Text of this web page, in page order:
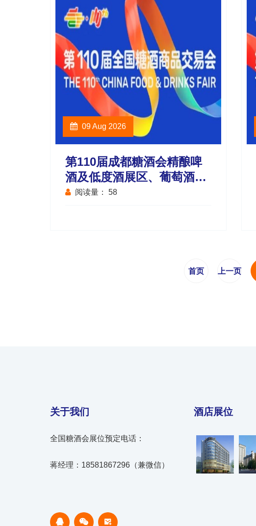
09 Aug 2026
第110届成都糖酒会精酿啤
酒及低度酒展区、葡萄酒及
国际烈酒展区
阅读量： 58
首页 上一页
关于我们
全国糖酒会展位预定电话：
蒋经理：18581867296（兼微信）
酒店展位